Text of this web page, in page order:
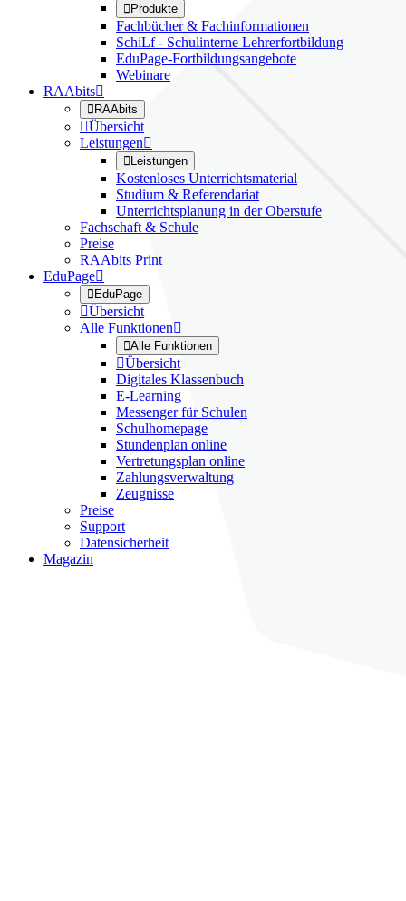
Produkte
Fachbücher & Fachinformationen
SchiLf - Schulinterne Lehrerfortbildung
EduPage-Fortbildungsangebote
Webinare
RAAbits
RAAbits
Übersicht
Leistungen
Leistungen
Kostenloses Unterrichtsmaterial
Studium & Referendariat
Unterrichtsplanung in der Oberstufe
Fachschaft & Schule
Preise
RAAbits Print
EduPage
EduPage
Übersicht
Alle Funktionen
Alle Funktionen
Übersicht
Digitales Klassenbuch
E-Learning
Messenger für Schulen
Schulhomepage
Stundenplan online
Vertretungsplan online
Zahlungsverwaltung
Zeugnisse
Preise
Support
Datensicherheit
Magazin